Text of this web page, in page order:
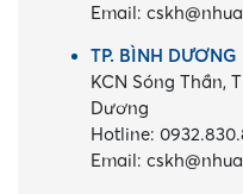
Email:
TP. BÌNH DƯƠNG
KCN Sóng Thần,
Dương
Hotline:
Email: